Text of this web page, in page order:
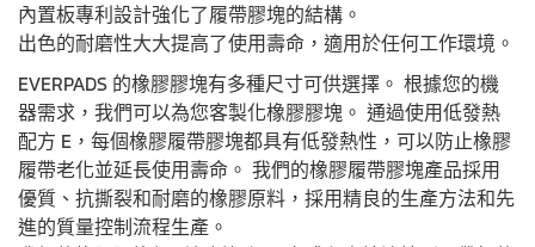
內置板專利設計強化了履帶膠塊的結構。
出色的耐磨性大大提高了使用壽命，適用於任何工作環境。
EVERPADS 的橡膠膠塊有多種尺寸可供選擇。 根據您的機
器需求，我們可以為您客製化橡膠膠塊。 通過使用低發熱
配方 E，每個橡膠履帶膠塊都具有低發熱性，可以防止橡膠
履帶老化並延長使用壽命。 我們的橡膠履帶膠塊產品採用
優質、抗撕裂和耐磨的橡膠原料，採用精良的生產方法和先
進的質量控制流程生產。